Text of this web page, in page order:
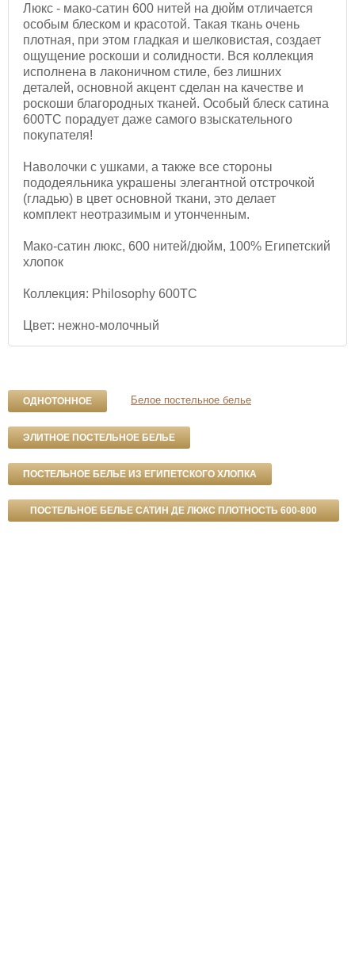
Люкс - мако-сатин 600 нитей на дюйм отличается
особым блеском и красотой. Такая ткань очень
плотная, при этом гладкая и шелковистая, создает
ощущение роскоши и солидности. Вся коллекция
исполнена в лаконичном стиле, без лишних
деталей, основной акцент сделан на качестве и
роскоши благородных тканей. Особый блеск сатина
600ТС порадует даже самого взыскательного
покупателя!
Наволочки с ушками, а также все стороны
пододеяльника украшены элегантной отстрочкой
(гладью) в цвет основной ткани, это делает
комплект неотразимым и утонченным.
Мако-сатин люкс, 600 нитей/дюйм, 100% Египетский
хлопок
Коллекция: Philosophy 600ТС
Цвет: нежно-молочный
ОДНОТОННОЕ Белое постельное белье
ЭЛИТНОЕ ПОСТЕЛЬНОЕ БЕЛЬЕ
ПОСТЕЛЬНОЕ БЕЛЬЕ ИЗ ЕГИПЕТСКОГО ХЛОПКА
ПОСТЕЛЬНОЕ БЕЛЬЕ САТИН ДЕ ЛЮКС ПЛОТНОСТЬ 600-800